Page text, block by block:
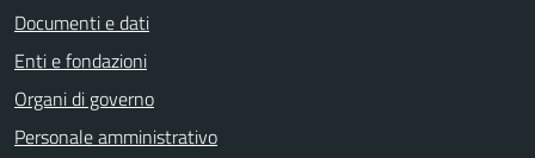
Documenti e dati
Enti e fondazioni
Organi di governo
Personale amministrativo